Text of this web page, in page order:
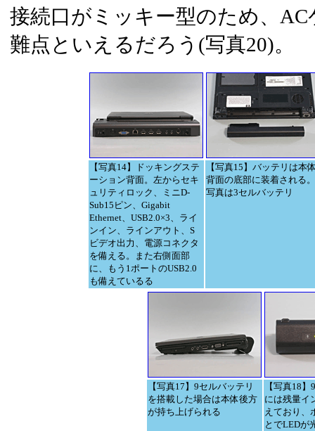
接続口がミッキー型のため、
難点といえるだろう(写真20)。
【写真14】ドッキングステ
ーション背面。左からセキ
ュリティロック、ミニD-
Sub15ピン、Gigabit
Ethernet、USB2.0×3、ライ
ンイン、ラインアウト、S
ビデオ出力、電源コネクタ
を備える。また右側面部
に、もう1ポートのUSB2.0
も備えているる
【写真15】バッテリは本
背面の底部に装着される。
写真は3セルバッテリ
【写真17】9セルバッテリ
を搭載した場合は本体後方
が持ち上げられる
【写真18
には残量イ
えており、
とでLEDが